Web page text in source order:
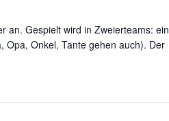
an. Gespielt wird in Zweierteams: ein
Opa, Onkel, Tante gehen auch). Der